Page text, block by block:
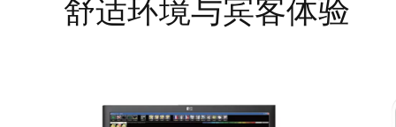
舒适环境与宾客体验